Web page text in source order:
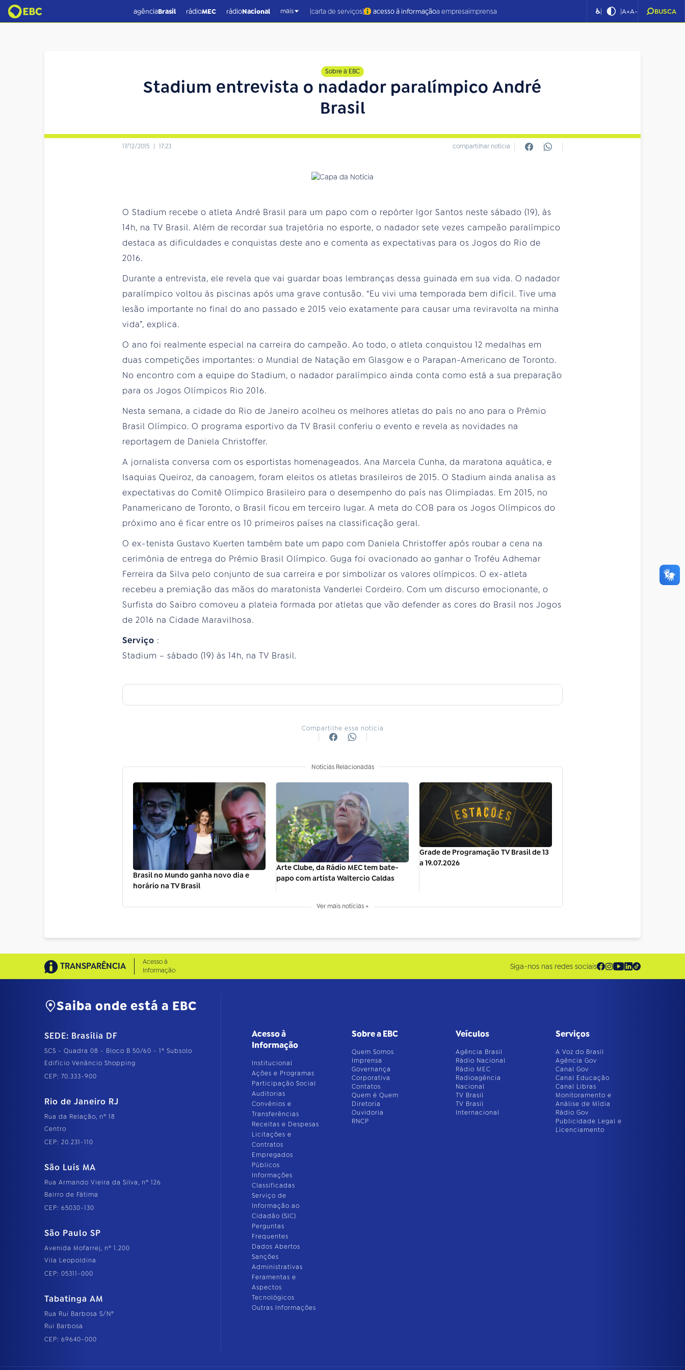
agênciaBrasil rádioMEC rádioNacional mais |carta de serviços| acesso à informaçãoa empresaimprensa ♿| |A+A- BUSCA
Sobre a EBC
Stadium entrevista o nadador paralímpico André
Brasil
17/12/2015 | 17:23 compartilhar notícia
O Stadium recebe o atleta André Brasil para um papo com o repórter Igor Santos neste sábado (19), às
14h, na TV Brasil. Além de recordar sua trajetória no esporte, o nadador sete vezes campeão paralímpico
destaca as dificuldades e conquistas deste ano e comenta as expectativas para os Jogos do Rio de
2016.
Durante a entrevista, ele revela que vai guardar boas lembranças dessa guinada em sua vida. O nadador
paralímpico voltou às piscinas após uma grave contusão. “Eu vivi uma temporada bem difícil. Tive uma
lesão importante no final do ano passado e 2015 veio exatamente para causar uma reviravolta na minha
vida”, explica.
O ano foi realmente especial na carreira do campeão. Ao todo, o atleta conquistou 12 medalhas em
duas competições importantes: o Mundial de Natação em Glasgow e o Parapan-Americano de Toronto.
No encontro com a equipe do Stadium, o nadador paralímpico ainda conta como está a sua preparação
para os Jogos Olímpicos Rio 2016.
Nesta semana, a cidade do Rio de Janeiro acolheu os melhores atletas do país no ano para o Prêmio
Brasil Olímpico. O programa esportivo da TV Brasil conferiu o evento e revela as novidades na
reportagem de Daniela Christoffer.
A jornalista conversa com os esportistas homenageados. Ana Marcela Cunha, da maratona aquática, e
Isaquias Queiroz, da canoagem, foram eleitos os atletas brasileiros de 2015. O Stadium ainda analisa as
expectativas do Comitê Olímpico Brasileiro para o desempenho do país nas Olimpíadas. Em 2015, no
Panamericano de Toronto, o Brasil ficou em terceiro lugar. A meta do COB para os Jogos Olímpicos do
próximo ano é ficar entre os 10 primeiros países na classificação geral.
O ex-tenista Gustavo Kuerten também bate um papo com Daniela Christoffer após roubar a cena na
cerimônia de entrega do Prêmio Brasil Olímpico. Guga foi ovacionado ao ganhar o Troféu Adhemar
Ferreira da Silva pelo conjunto de sua carreira e por simbolizar os valores olímpicos. O ex-atleta
recebeu a premiação das mãos do maratonista Vanderlei Cordeiro. Com um discurso emocionante, o
Surfista do Saibro comoveu a plateia formada por atletas que vão defender as cores do Brasil nos Jogos
de 2016 na Cidade Maravilhosa.
Serviço :
Stadium – sábado (19) às 14h, na TV Brasil.
Compartilhe essa notícia
Notícias Relacionadas
Brasil no Mundo ganha novo dia e
horário na TV Brasil
Arte Clube, da Rádio MEC tem bate-
papo com artista Waltercio Caldas
Grade de Programação TV Brasil de 13
a 19.07.2026
Ver mais notícias +
TRANSPARÊNCIA
Acesso à
Informação
Siga-nos nas redes sociais
Saiba onde está a EBC
SEDE: Brasília DF
SCS - Quadra 08 - Bloco B 50/60 - 1º Subsolo
Edifício Venâncio Shopping
CEP: 70.333-900
Rio de Janeiro RJ
Rua da Relação, nº 18
Centro
CEP: 20.231-110
São Luís MA
Rua Armando Vieira da Silva, nº 126
Bairro de Fátima
CEP: 65030-130
São Paulo SP
Avenida Mofarrej, nº 1.200
Vila Leopoldina
CEP: 05311-000
Tabatinga AM
Rua Rui Barbosa S/Nº
Rui Barbosa
CEP: 69640-000
Acesso à
Informação
Institucional
Ações e Programas
Participação Social
Auditorias
Convênios e
Transferências
Receitas e Despesas
Licitações e
Contratos
Empregados
Públicos
Informações
Classificadas
Serviço de
Informação ao
Cidadão (SIC)
Perguntas
Frequentes
Dados Abertos
Sanções
Administrativas
Feramentas e
Aspectos
Tecnológicos
Outras Informações
Sobre a EBC
Quem Somos
Imprensa
Governança
Corporativa
Contatos
Quem é Quem
Diretoria
Ouvidoria
RNCP
Veículos
Agência Brasil
Rádio Nacional
Rádio MEC
Radioagência
Nacional
TV Brasil
TV Brasil
Internacional
Serviços
A Voz do Brasil
Agência Gov
Canal Gov
Canal Educação
Canal Libras
Monitoramento e
Análise de Mídia
Rádio Gov
Publicidade Legal e
Licenciamento